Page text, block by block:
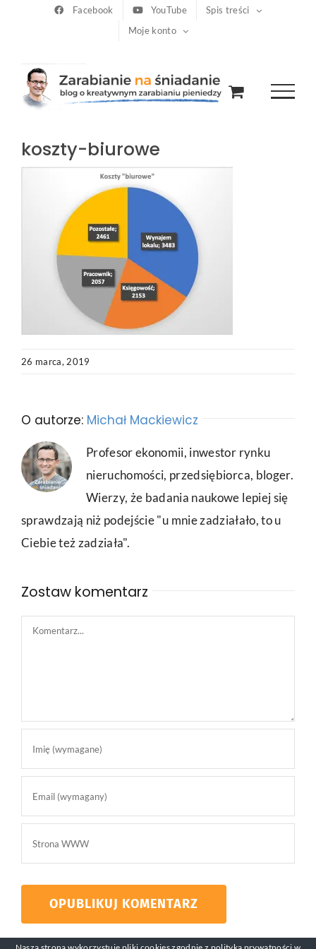
Facebook YouTube
Spis treści
Moje konto
koszty-biurowe
26 marca, 2019
O autorze: Michał Mackiewicz
Profesor ekonomii, inwestor rynku
nieruchomości, przedsiębiorca, bloger.
Wierzy, że badania naukowe lepiej się
sprawdzają niż podejście "u mnie zadziałało, to u
Ciebie też zadziała".
Zostaw komentarz
Comment